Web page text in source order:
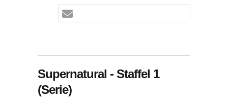
Supernatural - Staffel 1
(Serie)